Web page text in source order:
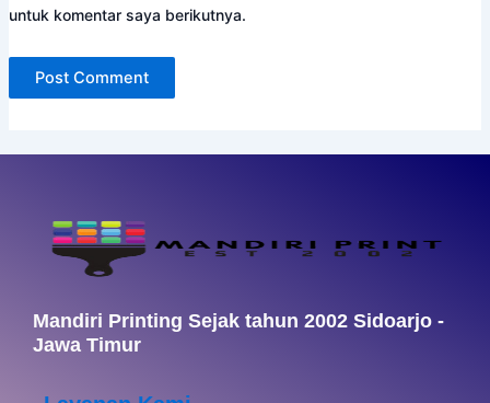
untuk komentar saya berikutnya.
Mandiri Printing Sejak tahun 2002 Sidoarjo -
Jawa Timur